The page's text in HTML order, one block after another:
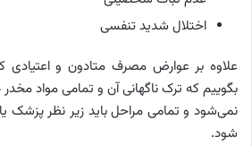
اختلال شدید تنفسی
علاوه بر عوارض مصرف متادون و اعتیادی
بگوییم که ترک ناگهانی آن و تمامی مواد
نمی‌شود و تمامی مراحل باید زیر نظر پزشک
شود.